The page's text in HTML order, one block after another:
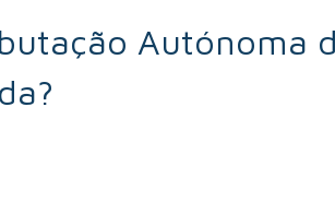
Autónoma